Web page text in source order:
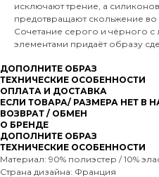
исключают трение, а
предотвращают скольжение
Сочетание серого и чёрного
элементами придаёт образу
ДОПОЛНИТЕ ОБРАЗ
ТЕХНИЧЕСКИЕ ОСОБЕННОСТИ
ОПЛАТА И ДОСТАВКА
ЕСЛИ ТОВАРА/ РАЗМЕРА НЕТ В
ВОЗВРАТ / ОБМЕН
О БРЕНДЕ
ДОПОЛНИТЕ ОБРАЗ
ТЕХНИЧЕСКИЕ ОСОБЕННОСТИ
Материал: 90% полиэстер / 10%
Страна дизайна: Франция